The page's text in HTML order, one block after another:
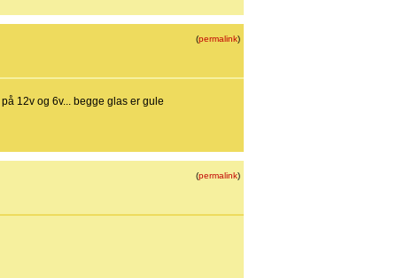
(permalink)
12v og 6v... begge glas er gule
(permalink)